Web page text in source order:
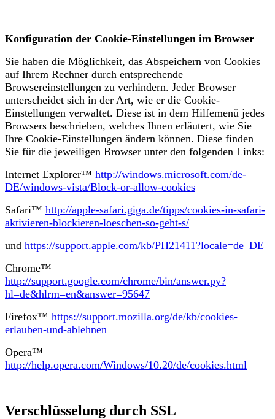
Konfiguration der Cookie-Einstellungen im Browser
Sie haben die Möglichkeit, das Abspeichern von Cookies
auf Ihrem Rechner durch entsprechende
Browsereinstellungen zu verhindern. Jeder Browser
unterscheidet sich in der Art, wie er die Cookie-
Einstellungen verwaltet. Diese ist in dem Hilfemenü jedes
Browsers beschrieben, welches Ihnen erläutert, wie Sie
Ihre Cookie-Einstellungen ändern können. Diese finden
Sie für die jeweiligen Browser unter den folgenden Links:
Internet Explorer™ http://windows.microsoft.com/de-
DE/windows-vista/Block-or-allow-cookies
​Safari™ http://apple-safari.giga.de/tipps/cookies-in-safari-
aktivieren-blockieren-loeschen-so-geht-s/
​und https://support.apple.com/kb/PH21411?locale=de_DE
​​Chrome™
http://support.google.com/chrome/bin/answer.py?
hl=de&hlrm=en&answer=95647
​​Firefox™ https://support.mozilla.org/de/kb/cookies-
erlauben-und-ablehnen
​​Opera™
http://help.opera.com/Windows/10.20/de/cookies.html
Verschlüsselung durch SSL